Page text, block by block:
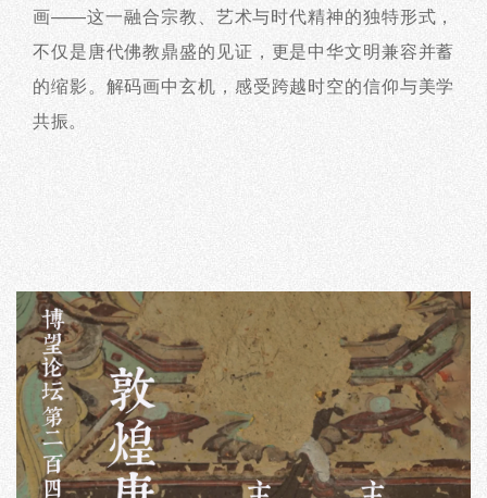
画——这一融合宗教、艺术与时代精神的独特形式，
不仅是唐代佛教鼎盛的见证，更是中华文明兼容并蓄
的缩影。解码画中玄机，感受跨越时空的信仰与美学
共振。